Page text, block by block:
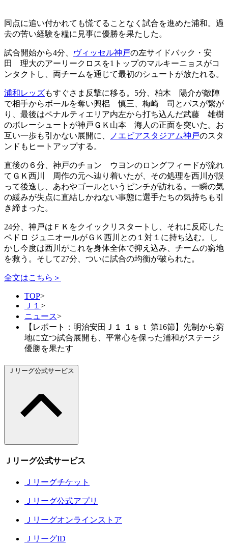
同点に追い付かれても慌てることなく試合を進めた浦和。過
去の苦い経験を糧に見事に優勝を果たした。
試合開始から4分、 ヴィッセル神戸の左サイドバック・安
田 理大のアーリークロスを1トップのマルキーニョスがコ
ンタクトし、両チームを通じて最初のシュートが放たれる。
浦和レッズもすぐさま反撃に移る。5分、柏木 陽介が敵陣
で相手からボールを奪い興梠 慎三、梅崎 司とパスが繋が
り、最後はペナルティエリア内左から打ち込んだ武藤 雄樹
のボレーシュートが神戸ＧＫ山本 海人の正面を突いた。お
互い一歩も引かない展開に、
ノエビアスタジアム神戸のスタ
ンドもヒートアップする。
直後の６分、神戸のチョン ウヨンのロングフィードが流れ
てＧＫ西川 周作の元へ辿り着いたが、その処理を西川が誤
って後逸し、あわやゴールというピンチが訪れる。一瞬の気
の緩みが失点に直結しかねない事態に選手たちの気持ちも引
き締まった。
24分、神戸はＦＫをクイックリスタートし、それに反応した
ペドロ ジュニオールがＧＫ西川との１対１に持ち込む。し
かし今度は西川がこれを身体全体で抑え込み、チームの窮地
を救う。そして27分、ついに試合の均衡が破られた。
全文はこちら＞
TOP>
Ｊ１ >
ニュース>
【レポート：明治安田Ｊ１ １ｓｔ 第16節】先制から窮
地に立つ試合展開も、平常心を保った浦和がステージ
優勝を果たす
Ｊリーグ公式サービス
Ｊリーグ公式サービス
Ｊリーグチケット
Ｊリーグ公式アプリ
Ｊリーグオンラインストア
ＪリーグID